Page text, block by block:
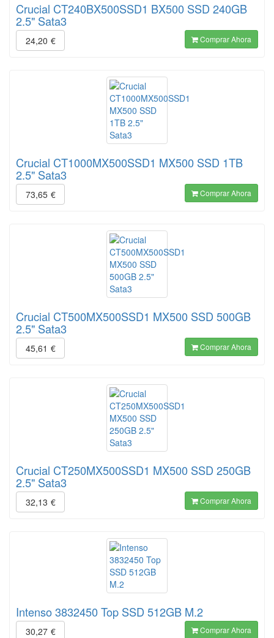
Crucial CT240BX500SSD1 BX500 SSD 240GB
2.5" Sata3
24,20 € Comprar Ahora
Crucial CT1000MX500SSD1 MX500 SSD 1TB
2.5" Sata3
73,65 € Comprar Ahora
Crucial CT500MX500SSD1 MX500 SSD 500GB
2.5" Sata3
45,61 € Comprar Ahora
Crucial CT250MX500SSD1 MX500 SSD 250GB
2.5" Sata3
32,13 € Comprar Ahora
Intenso 3832450 Top SSD 512GB M.2
30,27 € Comprar Ahora